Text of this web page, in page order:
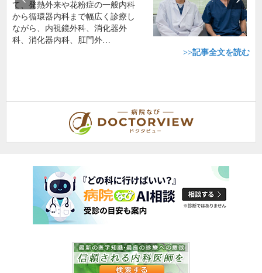
て、発熱外来や花粉症の一般内科
から循環器内科まで幅広く診療し
ながら、内視鏡外科、消化器外
科、消化器内科、肛門外…
>>記事全文を読む